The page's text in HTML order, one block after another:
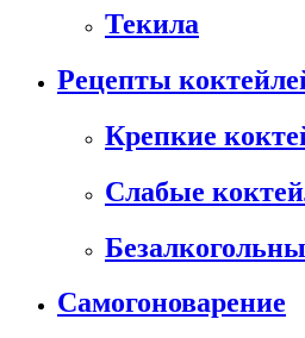
Текила
Рецепты
Крепкие
Слабые
Самогоноварение